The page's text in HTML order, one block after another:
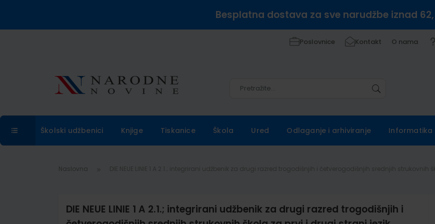
Besplatna dostava za sve narudžbe iznad
Poslovnice Kontakt O nama
Školski udžbenici Knjige Tiskanice Škola Ured Odlaganje i arhiviranje Informatika
Naslovna
DIE NEUE LINIE 1 A 2.1.; integrirani udžbenik za drugi razred trogodišnjih i